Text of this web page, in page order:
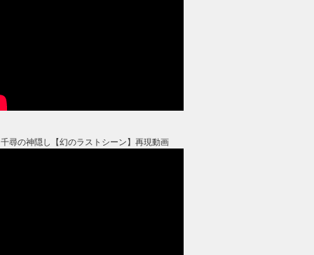
尋の神隠し【幻のラストシーン】再現動画